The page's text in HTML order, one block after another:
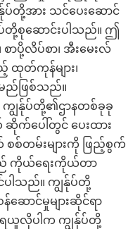
တို့အား သင်ပေးဆောင်
စုဆောင်းပါသည်။ ဤ
လိပ်စာ၊ အီးမေးလ်
ထုတ်ကုန်များ၊
မည်ဖြစ်သည်။
ျွန်ုပ်တို့၏ဌာနတစ်ခုခု
ပေါ်တွင် ပေးထား
စ်တမ်းများကို ဖြည့်စွက်
ကိုယ်ရေးကိုယ်တာ
ပါသည်။ ကျွန်ုပ်တို့
ောင်မှုများဆိုင်ရာ
ယူလိုပါက ကျွန်ုပ်တို့